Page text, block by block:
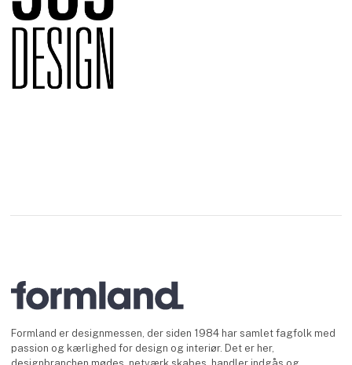
Formland er designmessen, der siden 1984 har samlet fagfolk med
passion og kærlighed for design og interiør. Det er her,